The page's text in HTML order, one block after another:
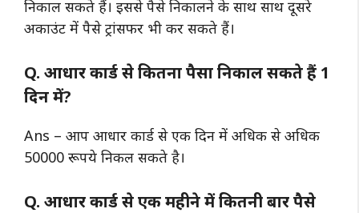
निकाल सकते हैं। इससे पैसे निकालने के साथ साथ दूसरे
अकाउंट में पैसे ट्रांसफर भी कर सकते हैं।
Q. आधार कार्ड से कितना पैसा निकाल सकते हैं 1
दिन में?
Ans – आप आधार कार्ड से एक दिन में अधिक से अधिक
50000 रूपये निकल सकते है।
Q. आधार कार्ड से एक महीने में कितनी बार पैसे